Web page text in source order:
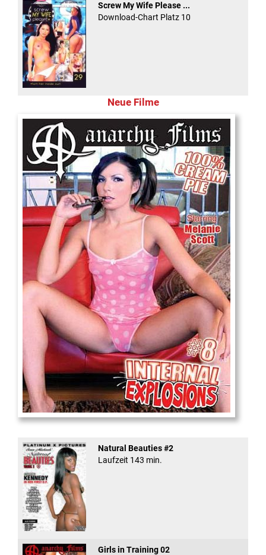
Screw My Wife Please ...
Download-Chart Platz 10
Neue Filme
Internal Explosionen
Natural Beauties #2
Laufzeit 143 min.
Girls in Training 02